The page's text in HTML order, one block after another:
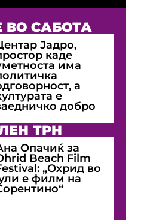
ВО САБОТА
Јадро,
каде
има
а
е
добро
ТРН
Опачиќ за
Beach Film
„Охрид во
е филм на